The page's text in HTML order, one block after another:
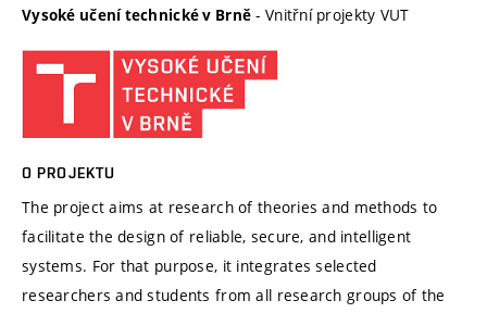
Vysoké učení technické v Brně - Vnitřní projekty VUT
O PROJEKTU
The project aims at research of theories and methods to
facilitate the design of reliable, secure, and intelligent
systems. For that purpose, it integrates selected
researchers and students from all research groups of the